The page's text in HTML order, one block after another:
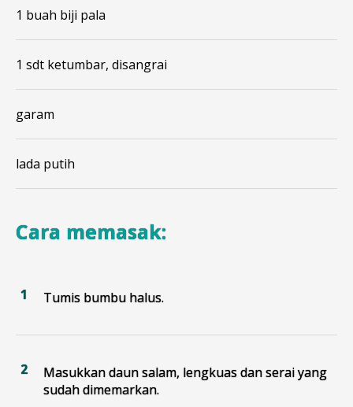
1 buah biji pala
1 sdt ketumbar, disangrai
garam
lada putih
Cara memasak:
Tumis bumbu halus.
Masukkan daun salam, lengkuas dan serai yang
sudah dimemarkan.